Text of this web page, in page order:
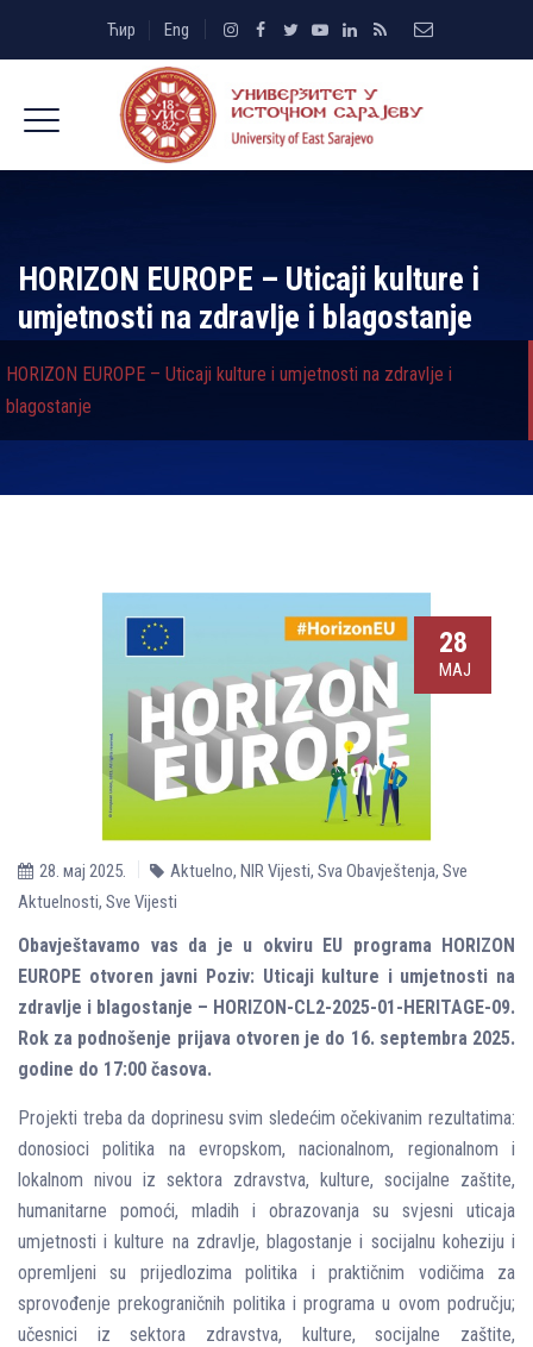
Ћир Eng
HORIZON EUROPE – Uticaji kulture i
umjetnosti na zdravlјe i blagostanje
HORIZON EUROPE – Uticaji kulture i umjetnosti na zdravlјe i
blagostanje
28
МАЈ
28. мај 2025. Aktuelno, NIR Vijesti, Sva Obavještenja, Sve
Aktuelnosti, Sve Vijesti
Obavještavamo vas da je u okviru EU programa HORIZON
EUROPE otvoren javni Poziv: Uticaji kulture i umjetnosti na
zdravlјe i blagostanje – HORIZON-CL2-2025-01-HERITAGE-09.
Rok za podnošenje prijava otvoren je do 16. septembra 2025.
godine do 17:00 časova.
Projekti treba da doprinesu svim sledećim očekivanim rezultatima:
donosioci politika na evropskom, nacionalnom, regionalnom i
lokalnom nivou iz sektora zdravstva, kulture, socijalne zaštite,
humanitarne pomoći, mladih i obrazovanja su svjesni uticaja
umjetnosti i kulture na zdravlјe, blagostanje i socijalnu koheziju i
opremlјeni su prijedlozima politika i praktičnim vodičima za
sprovođenje prekograničnih politika i programa u ovom području;
učesnici iz sektora zdravstva, kulture, socijalne zaštite,